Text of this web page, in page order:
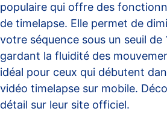
populaire qui offre des
de timelapse. Elle permet de
votre séquence sous un seuil de
gardant la fluidité des
idéal pour ceux qui débutent
vidéo timelapse sur mobile.
détail sur leur site officiel.